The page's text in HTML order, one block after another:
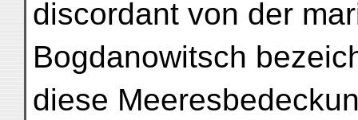
discordant von der
Bogdanowitsch
diese